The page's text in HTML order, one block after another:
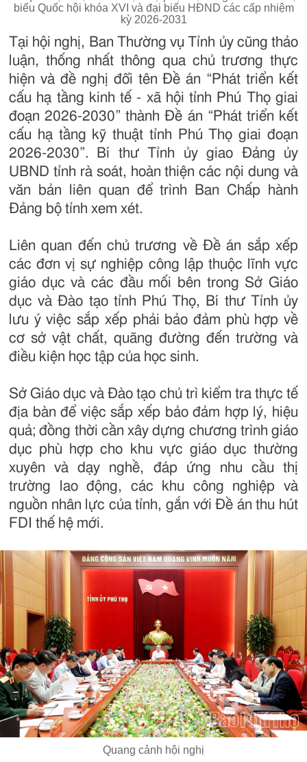
biểu Quốc hội khóa XVI và đại biểu HĐND các cấp nhiệm
kỳ 2026-2031
Tại hội nghị, Ban Thường vụ Tỉnh ủy cũng thảo
luận, thống nhất thông qua chủ trương thực
hiện và đề nghị đổi tên Đề án “Phát triển kết
cấu hạ tầng kinh tế - xã hội tỉnh Phú Thọ giai
đoạn 2026-2030” thành Đề án “Phát triển kết
cấu hạ tầng kỹ thuật tỉnh Phú Thọ giai đoạn
2026-2030”. Bí thư Tỉnh ủy giao Đảng ủy
UBND tỉnh rà soát, hoàn thiện các nội dung và
văn bản liên quan để trình Ban Chấp hành
Đảng bộ tỉnh xem xét.
Liên quan đến chủ trương về Đề án sắp xếp
các đơn vị sự nghiệp công lập thuộc lĩnh vực
giáo dục và các đầu mối bên trong Sở Giáo
dục và Đào tạo tỉnh Phú Thọ, Bí thư Tỉnh ủy
lưu ý việc sắp xếp phải bảo đảm phù hợp về
cơ sở vật chất, quãng đường đến trường và
điều kiện học tập của học sinh.
Sở Giáo dục và Đào tạo chủ trì kiểm tra thực tế
địa bàn để việc sắp xếp bảo đảm hợp lý, hiệu
quả; đồng thời cần xây dựng chương trình giáo
dục phù hợp cho khu vực giáo dục thường
xuyên và dạy nghề, đáp ứng nhu cầu thị
trường lao động, các khu công nghiệp và
nguồn nhân lực của tỉnh, gắn với Đề án thu hút
FDI thế hệ mới.
Quang cảnh hội nghị